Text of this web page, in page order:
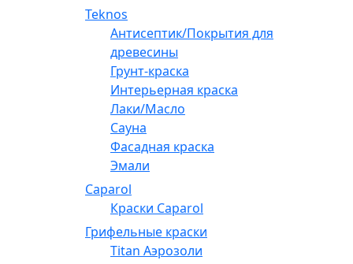
Teknos
Антисептик/Покрытия для
древесины
Грунт-краска
Интерьерная краска
Лаки/Масло
Сауна
Фасадная краска
Эмали
Caparol
Краски Caparol
Грифельные краски
Titan Аэрозоли